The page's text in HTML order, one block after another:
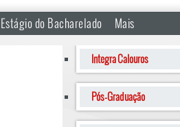
Estágio do Bacharelado Mais
Integra Calouros
Pós-Graduação